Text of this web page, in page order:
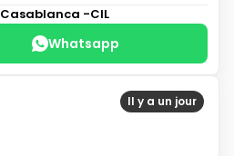
Casablanca -CIL
Whatsapp
Il y a un jour